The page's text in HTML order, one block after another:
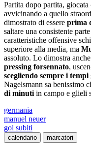
Partita dopo partita, giocata
avvicinando a quello
dimostrato di essere prima
saltare una consistente
caratteristiche offensive
superiore alla media, ma
assoluto. Lo dimostra
pressing forsennato,
scegliendo sempre i tempi
Nagelsmann sa benissimo
di minuti in campo e glieli
germania
manuel neuer
gol subiti
calendario marcatori